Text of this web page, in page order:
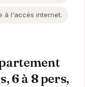
à l'accès internet.
6 à 8 pers,